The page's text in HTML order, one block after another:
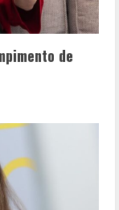
de